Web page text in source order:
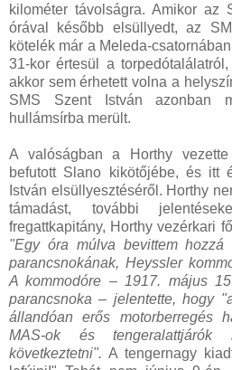
kilométer távolságra. Amikor az
órával később elsüllyedt, az
kötelék már a Meleda-
31-kor értesül a
akkor sem érhetett volna a
SMS Szent István azonban
hullámsírba merült.
A valóságban a Horthy
befutott Slano kikötőjébe, és itt
István elsüllyesztéséről. Horthy
támadást, további
fregattkapitány, Horthy vezérkari
"Egy óra múlva bevittem hozzá
parancsnokának, Heyssler
A kommodóre – 1917. május
parancsnoka – jelentette, hogy
állandóan erős motorberregés
MAS-ok és tengeralattjárók
következtetni". A tengernagy